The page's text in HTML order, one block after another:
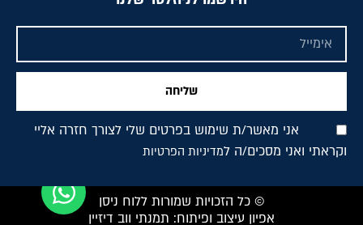
אני מאשר/ת שימוש בפרטים שלי לצורך חזרה אליי
וקראתי ואני מסכים/ה למדיניות הפרטיות
שליחה
© כל הזכויות שמורות ללוח ניסן
אפיון עיצוב ופיתוח: תמנתי ווב דיזיין